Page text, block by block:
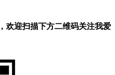
欢迎扫描下方二维码关注我爱